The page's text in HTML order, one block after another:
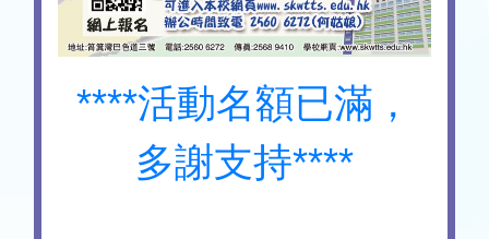
****活動名額已滿，
多謝支持****